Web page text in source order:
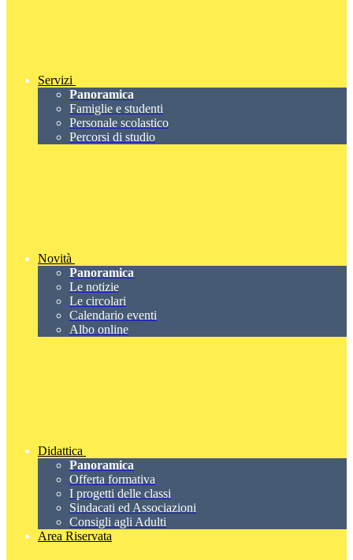
Servizi
Panoramica
Famiglie e studenti
Personale scolastico
Percorsi di studio
Novità
Panoramica
Le notizie
Le circolari
Calendario eventi
Albo online
Didattica
Panoramica
Offerta formativa
I progetti delle classi
Sindacati ed Associazioni
Consigli agli Adulti
Area Riservata